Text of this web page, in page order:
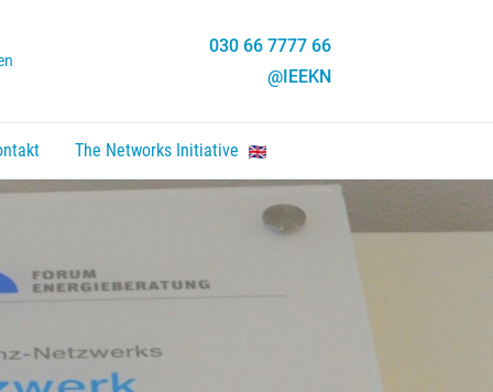
030 66 7777 66
@IEEKN
Enter um Link zu folgen.
um zu öffnen, Enter um Link zu folgen.
The Networks Initiative